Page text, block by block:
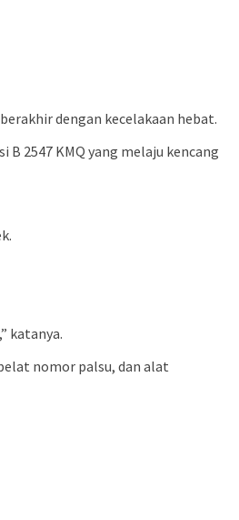
dengan kecelakaan hebat.
2547 KMQ yang melaju kencang
katanya.
nomor palsu, dan alat